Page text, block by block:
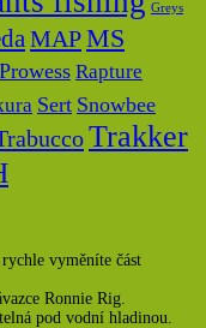
Greys
MAPMS
Prowess Rapture
Sert Snowbee
Trakker
vyměníte část
Ronnie Rig.
pod vodní hladinou.